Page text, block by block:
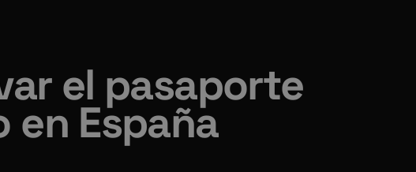
el pasaporte
España